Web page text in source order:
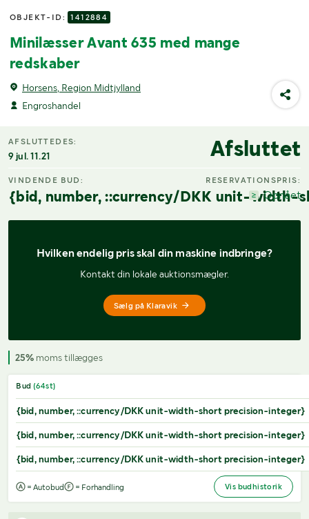
OBJEKT-ID: 1412884
Minilæsser Avant 635 med mange
redskaber
Horsens, Region Midtjylland
Engroshandel
AFSLUTTEDES:
9 jul. 11.21 Afsluttet
VINDENDE BUD:
{bid, number, ::currency/DKK unit-width-
RESERVATIONSPRIS:
Opnået
Hvilken endelig pris skal din maskine indbringe?
Kontakt din lokale auktionsmægler.
Sælg på Klaravik
25% moms tillægges
Bud (64st)
{bid, number, ::currency/DKK unit-width-short precision-integer}
{bid, number, ::currency/DKK unit-width-short precision-integer}
{bid, number, ::currency/DKK unit-width-short precision-integer}
= Autobud = Forhandling Vis budhistorik